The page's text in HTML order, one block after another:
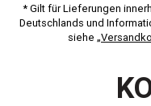
* Gilt für Lieferungen
Deutschlands und
siehe „